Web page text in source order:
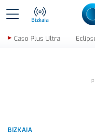
Bizkaia
Caso Plus Ultra
BIZKAIA